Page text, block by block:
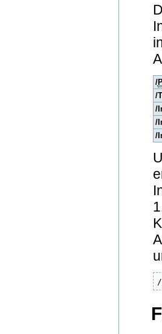
/
/
/
/
/